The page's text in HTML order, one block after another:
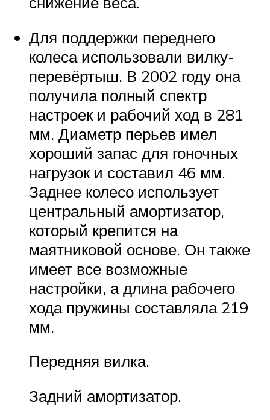
Для поддержки переднего
колеса использовали вилку-
перевёртыш. В 2002 году она
получила полный спектр
настроек и рабочий ход в 281
мм. Диаметр перьев имел
хороший запас для гоночных
нагрузок и составил 46 мм.
Заднее колесо использует
центральный амортизатор,
который крепится на
маятниковой основе. Он также
имеет все возможные
настройки, а длина рабочего
хода пружины составляла 219
мм.
Передняя вилка.
Задний амортизатор.